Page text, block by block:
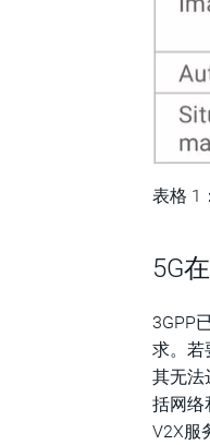
表格 1
5G
3GPP
求。若
其无法
括网络
V2X服